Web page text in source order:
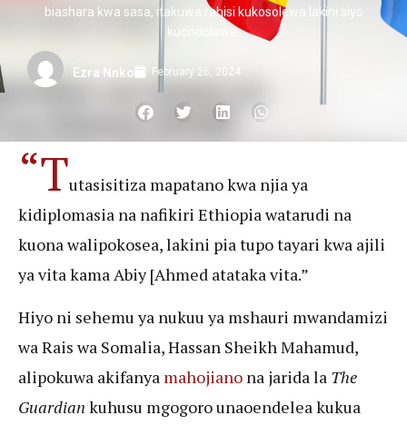
biashara kwa sasa, itakuwa rahisi kukosolewa lakini siyo
kuondolewa.
Ezra Nnko February 26, 2024
“Tutasisitiza mapatano kwa njia ya
kidiplomasia na nafikiri Ethiopia watarudi na
kuona walipokosea, lakini pia tupo tayari kwa ajili
ya vita kama Abiy [Ahmed atataka vita.”
Hiyo ni sehemu ya nukuu ya mshauri mwandamizi
wa Rais wa Somalia, Hassan Sheikh Mahamud,
alipokuwa akifanya mahojiano na jarida la The
Guardian kuhusu mgogoro unaoendelea kukua